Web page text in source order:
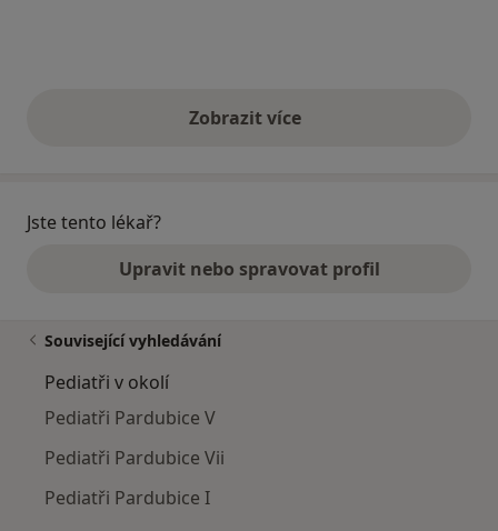
Zobrazit vícevýše uvedené názory
Jste tento lékař?
Upravit nebo spravovat profil
Související vyhledávání
Pediatři v okolí
Pediatři Pardubice V
Pediatři Pardubice Vii
Pediatři Pardubice I